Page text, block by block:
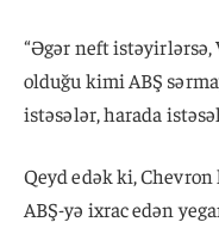
“Əgər neft istəyirlərsə,
olduğu kimi ABŞ
istəsələr, harada
Qeyd edək ki,
ABŞ-yə ixrac edən